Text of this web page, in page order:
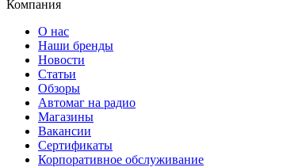
Компания
О нас
Наши бренды
Новости
Статьи
Обзоры
Автомаг на радио
Магазины
Вакансии
Сертификаты
Корпоративное обслуживание